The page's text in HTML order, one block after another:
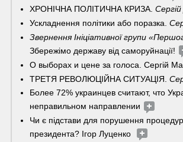
ХРОНІЧНА ПОЛІТИЧНА КРИЗА.
Ускладнення політики або поразка.
Збережімо державу від саморуйнації!
О выборах и цене за голоса. Сергій
ТРЕТЯ РЕВОЛЮЦІЙНА СИТУАЦІЯ.
Более 72% украинцев считают, что
неправильном направлении
Чи є підстави для порушення
президента? Ігор Луценко